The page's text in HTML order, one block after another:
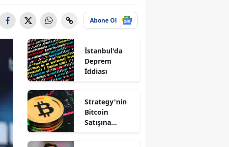
Abone Ol
İstanbul'da
Deprem
İddiası
Strategy'nin
Bitcoin
Satışına